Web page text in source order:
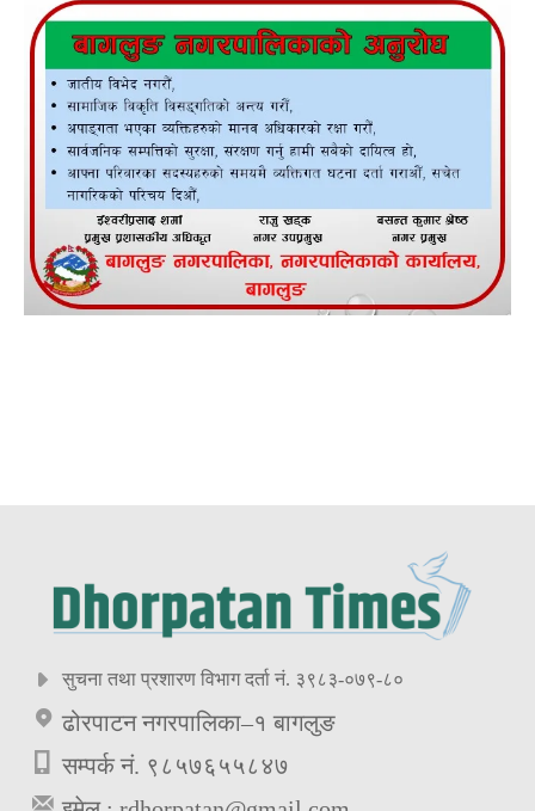
सुचना तथा प्रशारण विभाग दर्ता नं. ३९८३-०७९-८०
ढोरपाटन नगरपालिका–१ बागलुङ
सम्पर्क नं. ९८५७६५५८४७